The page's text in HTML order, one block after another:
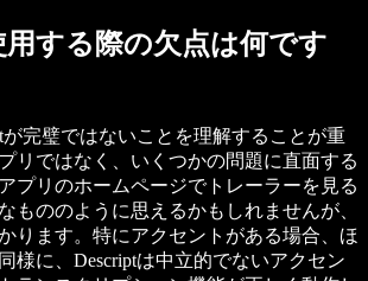
用する際の欠点は何です
が完璧ではないことを理解することが重
リではなく、いくつかの問題に直面する
プリのホームページでトレーラーを見る
もののように思えるかもしれませんが、
ります。特にアクセントがある場合、ほ
様に、Descriptは中立的でないアクセン